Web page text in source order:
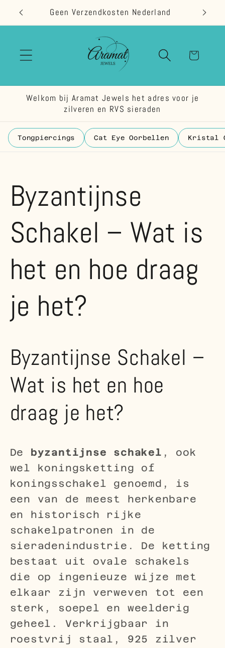
naar de
content
Geen Verzendkosten Nederland
Welkom bij Aramat Jewels het adres voor je
zilveren en RVS sieraden
Tongpiercings Cat Eye Oorbellen Kristal
Byzantijnse
Schakel – Wat is
het en hoe draag
je het?
Byzantijnse Schakel –
Wat is het en hoe
draag je het?
De byzantijnse schakel , ook
wel koningsketting of
koningsschakel genoemd, is
een van de meest herkenbare
en historisch rijke
schakelpatronen in de
sieradenindustrie. De ketting
bestaat uit ovale schakels
die op ingenieuze wijze met
elkaar zijn verweven tot een
sterk, soepel en weelderig
geheel. Verkrijgbaar in
roestvrij staal, 925 zilver